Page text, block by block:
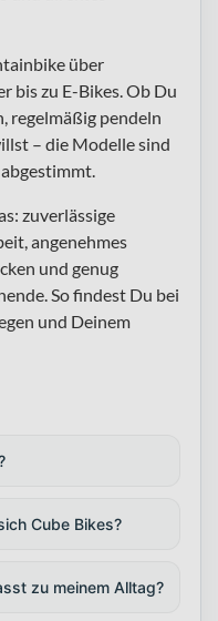
über
bis zu E-Bikes. Ob Du
regelmäßig pendeln
– die Modelle sind
zuverlässige
angenehmes
und genug
So findest Du bei
und Deinem
Cube Bikes?
zu meinem Alltag?